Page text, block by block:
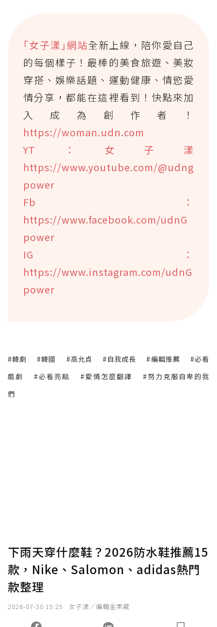
｢女子漾｣網站全新上線，陪你愛自己
的每個樣子！最棒的美食旅遊、美妝
穿搭、娛樂話題、運動健康、情慾愛
情分享，都能在這裡看到！快點來加
入成為創作者！
https://woman.udn.com
YT：女子漾
https://www.youtube.com/@udng
power
Fb：
https://www.facebook.com/udnG
power
IG：
https://www.instagram.com/udnG
power
#韓劇 #韓國 #高允貞 #自我成長 #編輯推薦
#必看
戲劇
#必看亮點 #愛情怎麼翻譯
#努力克服自卑的我
們
下雨天穿什麼鞋？2026防水鞋推薦15
款，Nike、Salomon、adidas熱門
款整理
2026-07-30 15:25 女子漾／編輯金柔葳